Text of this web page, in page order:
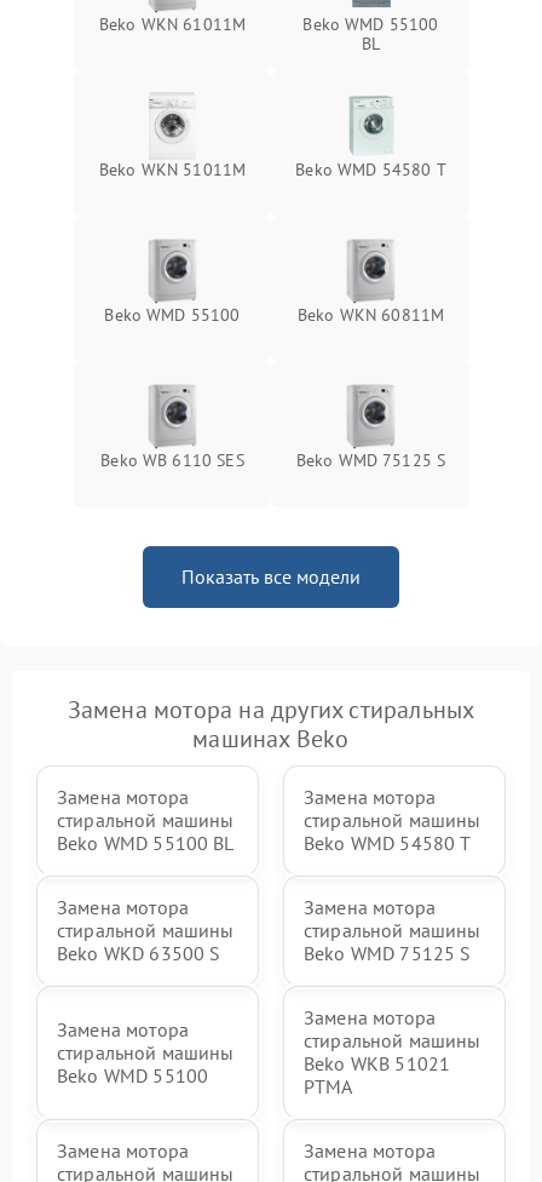
Beko WKN 61011M
Beko WMD 55100
BL
Beko WKN 51011M Beko WMD 54580 T
Beko WMD 55100 Beko WKN 60811M
Beko WB 6110 SES Beko WMD 75125 S
Показать все модели
Замена мотора на других стиральных
машинах Beko
Замена мотора
стиральной машины
Beko WMD 55100 BL
Замена мотора
стиральной машины
Beko WMD 54580 T
Замена мотора
стиральной машины
Beko WKD 63500 S
Замена мотора
стиральной машины
Beko WMD 75125 S
Замена мотора
стиральной машины
Beko WMD 55100
Замена мотора
стиральной машины
Beko WKB 51021
PTМА
Замена мотора
стиральной машины
Замена мотора
стиральной машины